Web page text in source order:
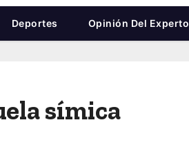
Deportes Opinión Del Experto
símica